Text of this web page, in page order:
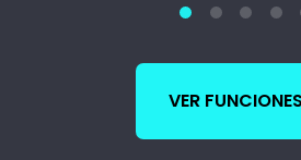
VER FUNCIONES